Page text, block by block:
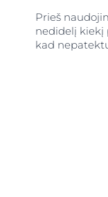
Prieš
nedidelį kiekį
kad